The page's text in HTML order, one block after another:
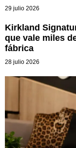
29 julio 2026
Kirkland
que vale miles
fábrica
28 julio 2026